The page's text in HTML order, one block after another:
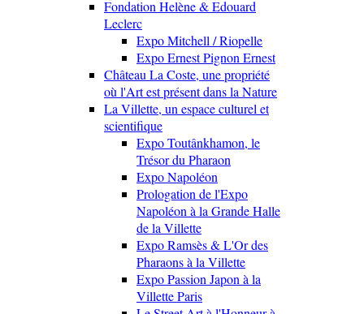
Fondation Helène & Edouard
Leclerc
Expo Mitchell / Riopelle
Expo Ernest Pignon Ernest
Château La Coste, une propriété
où l'Art est présent dans la Nature
La Villette, un espace culturel et
scientifique
Expo Toutânkhamon, le
Trésor du Pharaon
Expo Napoléon
Prologation de l'Expo
Napoléon à la Grande Halle
de la Villette
Expo Ramsès & L'Or des
Pharaons à la Villette
Expo Passion Japon à la
Villette Paris